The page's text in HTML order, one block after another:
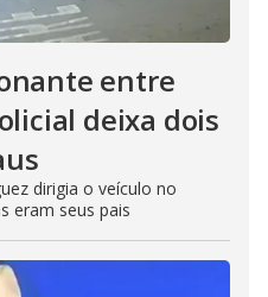
entre
deixa dois
dirigia o veículo no
eram seus pais